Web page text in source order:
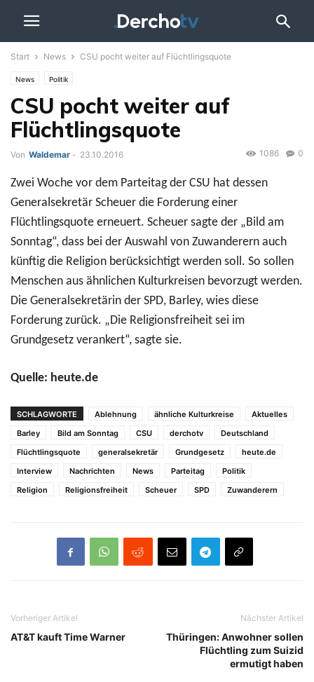
Start News CSU pocht weiter auf Flüchtlingsquote
News Politik
CSU pocht weiter auf
Flüchtlingsquote
Von Waldemar - 23.10.2016 0
1086
Zwei Woche vor dem Parteitag der CSU hat dessen
Generalsekretär Scheuer die Forderung einer
Flüchtlingsquote erneuert. Scheuer sagte der „Bild am
Sonntag“, dass bei der Auswahl von Zuwanderern auch
künftig die Religion berücksichtigt werden soll. So sollen
Menschen aus ähnlichen Kulturkreisen bevorzugt werden.
Die Generalsekretärin der SPD, Barley, wies diese
Forderung zurück. „Die Religionsfreiheit sei im
Grundgesetz verankert“, sagte sie.
Quelle: heute.de
SCHLAGWORTE Ablehnung ähnliche Kulturkreise
Aktuelles
Barley
Bild am Sonntag CSU derchotv
Deutschland
Flüchtlingsquote
generalsekretär Grundgesetz
heute.de
Interview
Nachrichten News Parteitag
Politik
Religion
Religionsfreiheit Scheuer SPD Zuwanderern
Vorheriger Artikel
AT&T kauft Time Warner
Nächster Artikel
Thüringen: Anwohner sollen
Flüchtling zum Suizid
ermutigt haben